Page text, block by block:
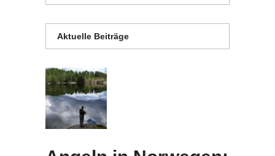
Aktuelle Beiträge